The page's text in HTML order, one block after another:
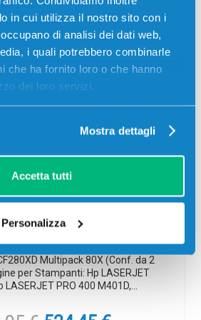
in cui utilizza il nostro sito con i
di analisi dei dati web,
i quali potrebbero combinarle
che ha fornito loro o che hanno
dei loro servizi.
Mostra dettagli
Accetta tutti
Personalizza
Hp CF280XD Multipack
Multipack 80X (Conf. da 2
per Stampanti: Hp LASERJET
LASERJET PRO 400 M401D,…